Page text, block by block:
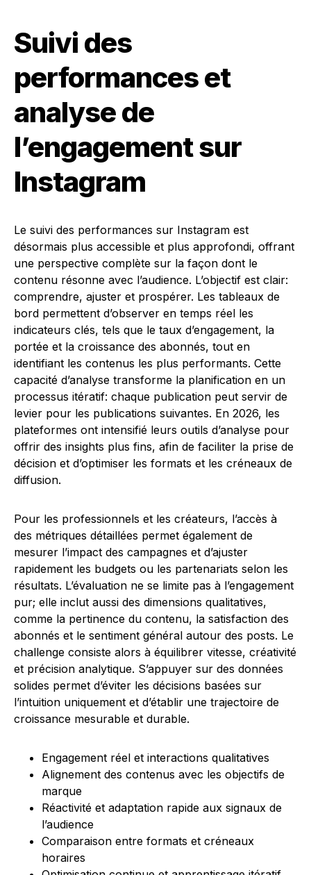
Suivi des
performances et
analyse de
l’engagement sur
Instagram
Le suivi des performances sur Instagram est
désormais plus accessible et plus approfondi, offrant
une perspective complète sur la façon dont le
contenu résonne avec l’audience. L’objectif est clair:
comprendre, ajuster et prospérer. Les tableaux de
bord permettent d’observer en temps réel les
indicateurs clés, tels que le taux d’engagement, la
portée et la croissance des abonnés, tout en
identifiant les contenus les plus performants. Cette
capacité d’analyse transforme la planification en un
processus itératif: chaque publication peut servir de
levier pour les publications suivantes. En 2026, les
plateformes ont intensifié leurs outils d’analyse pour
offrir des insights plus fins, afin de faciliter la prise de
décision et d’optimiser les formats et les créneaux de
diffusion.
Pour les professionnels et les créateurs, l’accès à
des métriques détaillées permet également de
mesurer l’impact des campagnes et d’ajuster
rapidement les budgets ou les partenariats selon les
résultats. L’évaluation ne se limite pas à l’engagement
pur; elle inclut aussi des dimensions qualitatives,
comme la pertinence du contenu, la satisfaction des
abonnés et le sentiment général autour des posts. Le
challenge consiste alors à équilibrer vitesse, créativité
et précision analytique. S’appuyer sur des données
solides permet d’éviter les décisions basées sur
l’intuition uniquement et d’établir une trajectoire de
croissance mesurable et durable.
Engagement réel et interactions qualitatives
Alignement des contenus avec les objectifs de
marque
Réactivité et adaptation rapide aux signaux de
l’audience
Comparaison entre formats et créneaux
horaires